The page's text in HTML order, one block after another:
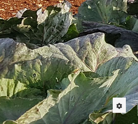
ZNANJA I
7124